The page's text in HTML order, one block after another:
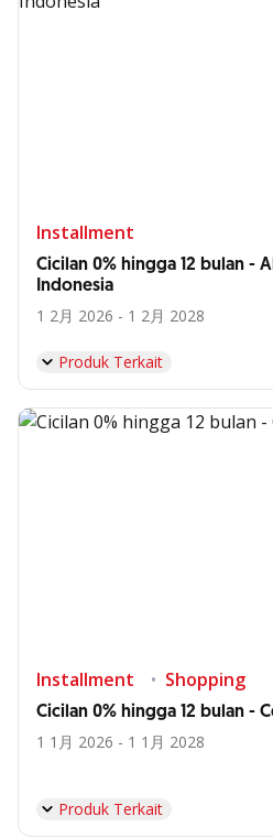
Installment
Cicilan 0% hingga 12 bulan -
Indonesia
1 2月 2026 - 1 2月 2028
Produk Terkait
Installment Shopping
Cicilan 0% hingga 12 bulan -
1 1月 2026 - 1 1月 2028
Produk Terkait